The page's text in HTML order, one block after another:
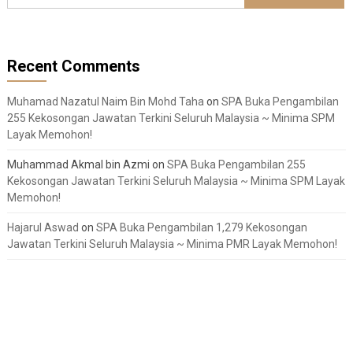
Recent Comments
Muhamad Nazatul Naim Bin Mohd Tahaon SPA Buka Pengambilan
255 Kekosongan Jawatan Terkini Seluruh Malaysia ~ Minima SPM
Layak Memohon!
Muhammad Akmal bin Azmi on SPA Buka Pengambilan 255
Kekosongan Jawatan Terkini Seluruh Malaysia ~ Minima SPM Layak
Memohon!
Hajarul Aswad on SPA Buka Pengambilan 1,279 Kekosongan
Jawatan Terkini Seluruh Malaysia ~ Minima PMR Layak Memohon!